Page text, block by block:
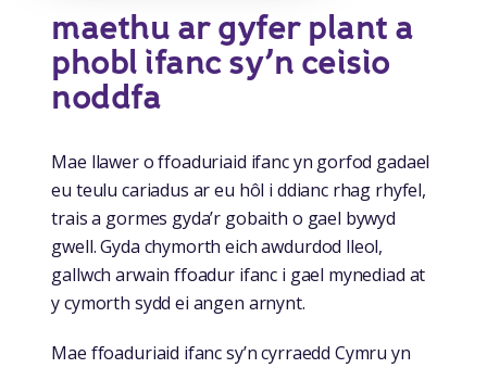
maethu ar gyfer plant a
phobl ifanc sy’n ceisio
noddfa
Mae llawer o ffoaduriaid ifanc yn gorfod gadael
eu teulu cariadus ar eu hôl i ddianc rhag rhyfel,
trais a gormes gyda’r gobaith o gael bywyd
gwell. Gyda chymorth eich awdurdod lleol,
gallwch arwain ffoadur ifanc i gael mynediad at
y cymorth sydd ei angen arnynt.
Mae ffoaduriaid ifanc sy’n cyrraedd Cymru yn